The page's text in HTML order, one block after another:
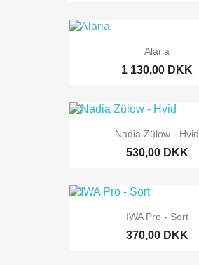
Alaria
1 130,00 DKK
Nadia Zülow - Hvid
530,00 DKK
IWA Pro - Sort
370,00 DKK